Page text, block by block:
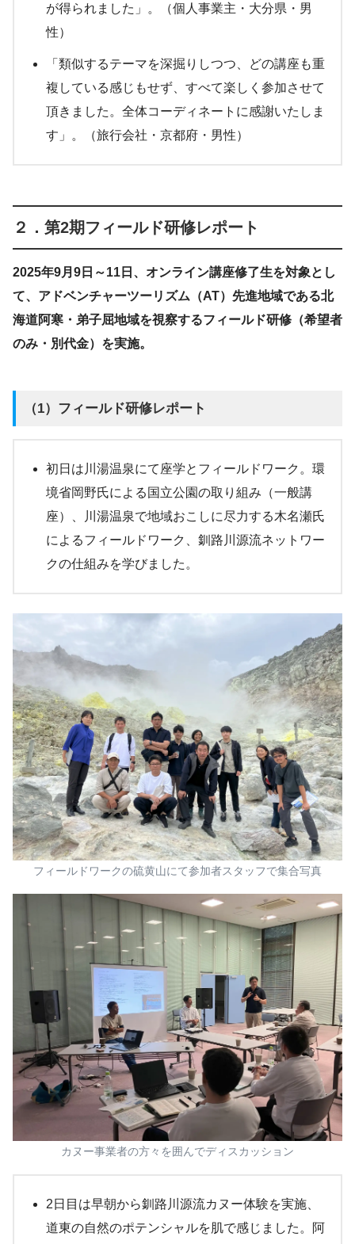
が得られました」。（個人事業主・大分県・男
性）
「類似するテーマを深掘りしつつ、どの講座も重
複している感じもせず、すべて楽しく参加させて
頂きました。全体コーディネートに感謝いたしま
す」。（旅行会社・京都府・男性）
２．第2期フィールド研修レポート
2025年9月9日～11日、オンライン講座修了生を対象とし
て、アドベンチャーツーリズム（AT）先進地域である北
海道阿寒・弟子屈地域を視察するフィールド研修（希望者
のみ・別代金）を実施。
（1）フィールド研修レポート
初日は川湯温泉にて座学とフィールドワーク。環
境省岡野氏による国立公園の取り組み（一般講
座）、川湯温泉で地域おこしに尽力する木名瀬氏
によるフィールドワーク、釧路川源流ネットワー
クの仕組みを学びました。
フィールドワークの硫黄山にて参加者スタッフで集合写真
カヌー事業者の方々を囲んでディスカッション
2日目は早朝から釧路川源流カヌー体験を実施、
道東の自然のポテンシャルを肌で感じました。阿